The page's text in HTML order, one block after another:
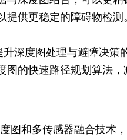
提供更稳定的障碍物检
深度图处理与避障决策
的快速路径规划算法，
图和多传感器融合技术